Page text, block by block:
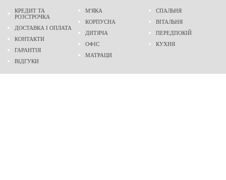
КРЕДИТ ТА
РОЗСТРОЧКА
ДОСТАВКА І ОПЛАТА
КОНТАКТИ
ГАРАНТІЯ
ВІДГУКИ
М'ЯКА
КОРПУСНА
ДИТЯЧА
ОФІС
МАТРАЦИ
СПАЛЬНЯ
ВІТАЛЬНЯ
ПЕРЕДПОКІЙ
КУХНЯ